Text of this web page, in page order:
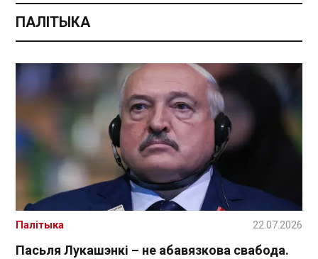
ПАЛІТЫКА
Пасьля Лукашэнкі – не абавязкова свабода.
Палітыка 22.07.2026